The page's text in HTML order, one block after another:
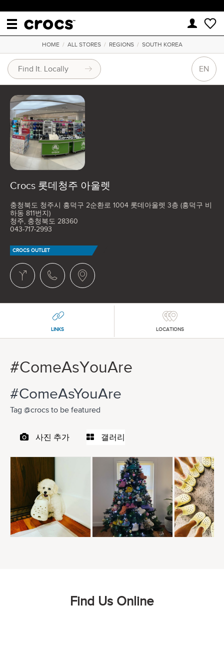
HOME/ ALL STORES/ REGIONS/ SOUTH KOREA
EN
Crocs 롯데청주 아울렛
충청북도 청주시 흥덕구 2순환로 1004 롯데아울렛 3층 (흥덕구 비
하동 811번지)
청주, 충청북도 28360
043-717-2993
CROCS OUTLET
LINKS LOCATIONS
#ComeAsYouAre
Find Us Online